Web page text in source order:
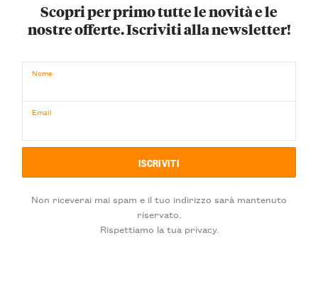
Scopri per primo tutte le novità e le
nostre offerte. Iscriviti alla newsletter!
Nome
Email
Non riceverai mai spam e il tuo indirizzo sarà mantenuto
riservato.
Rispettiamo la tua privacy.